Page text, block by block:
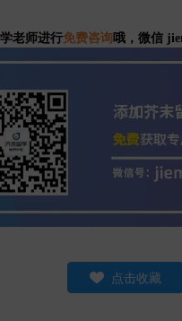
老师进行免费咨询 哦，微信
点击收藏